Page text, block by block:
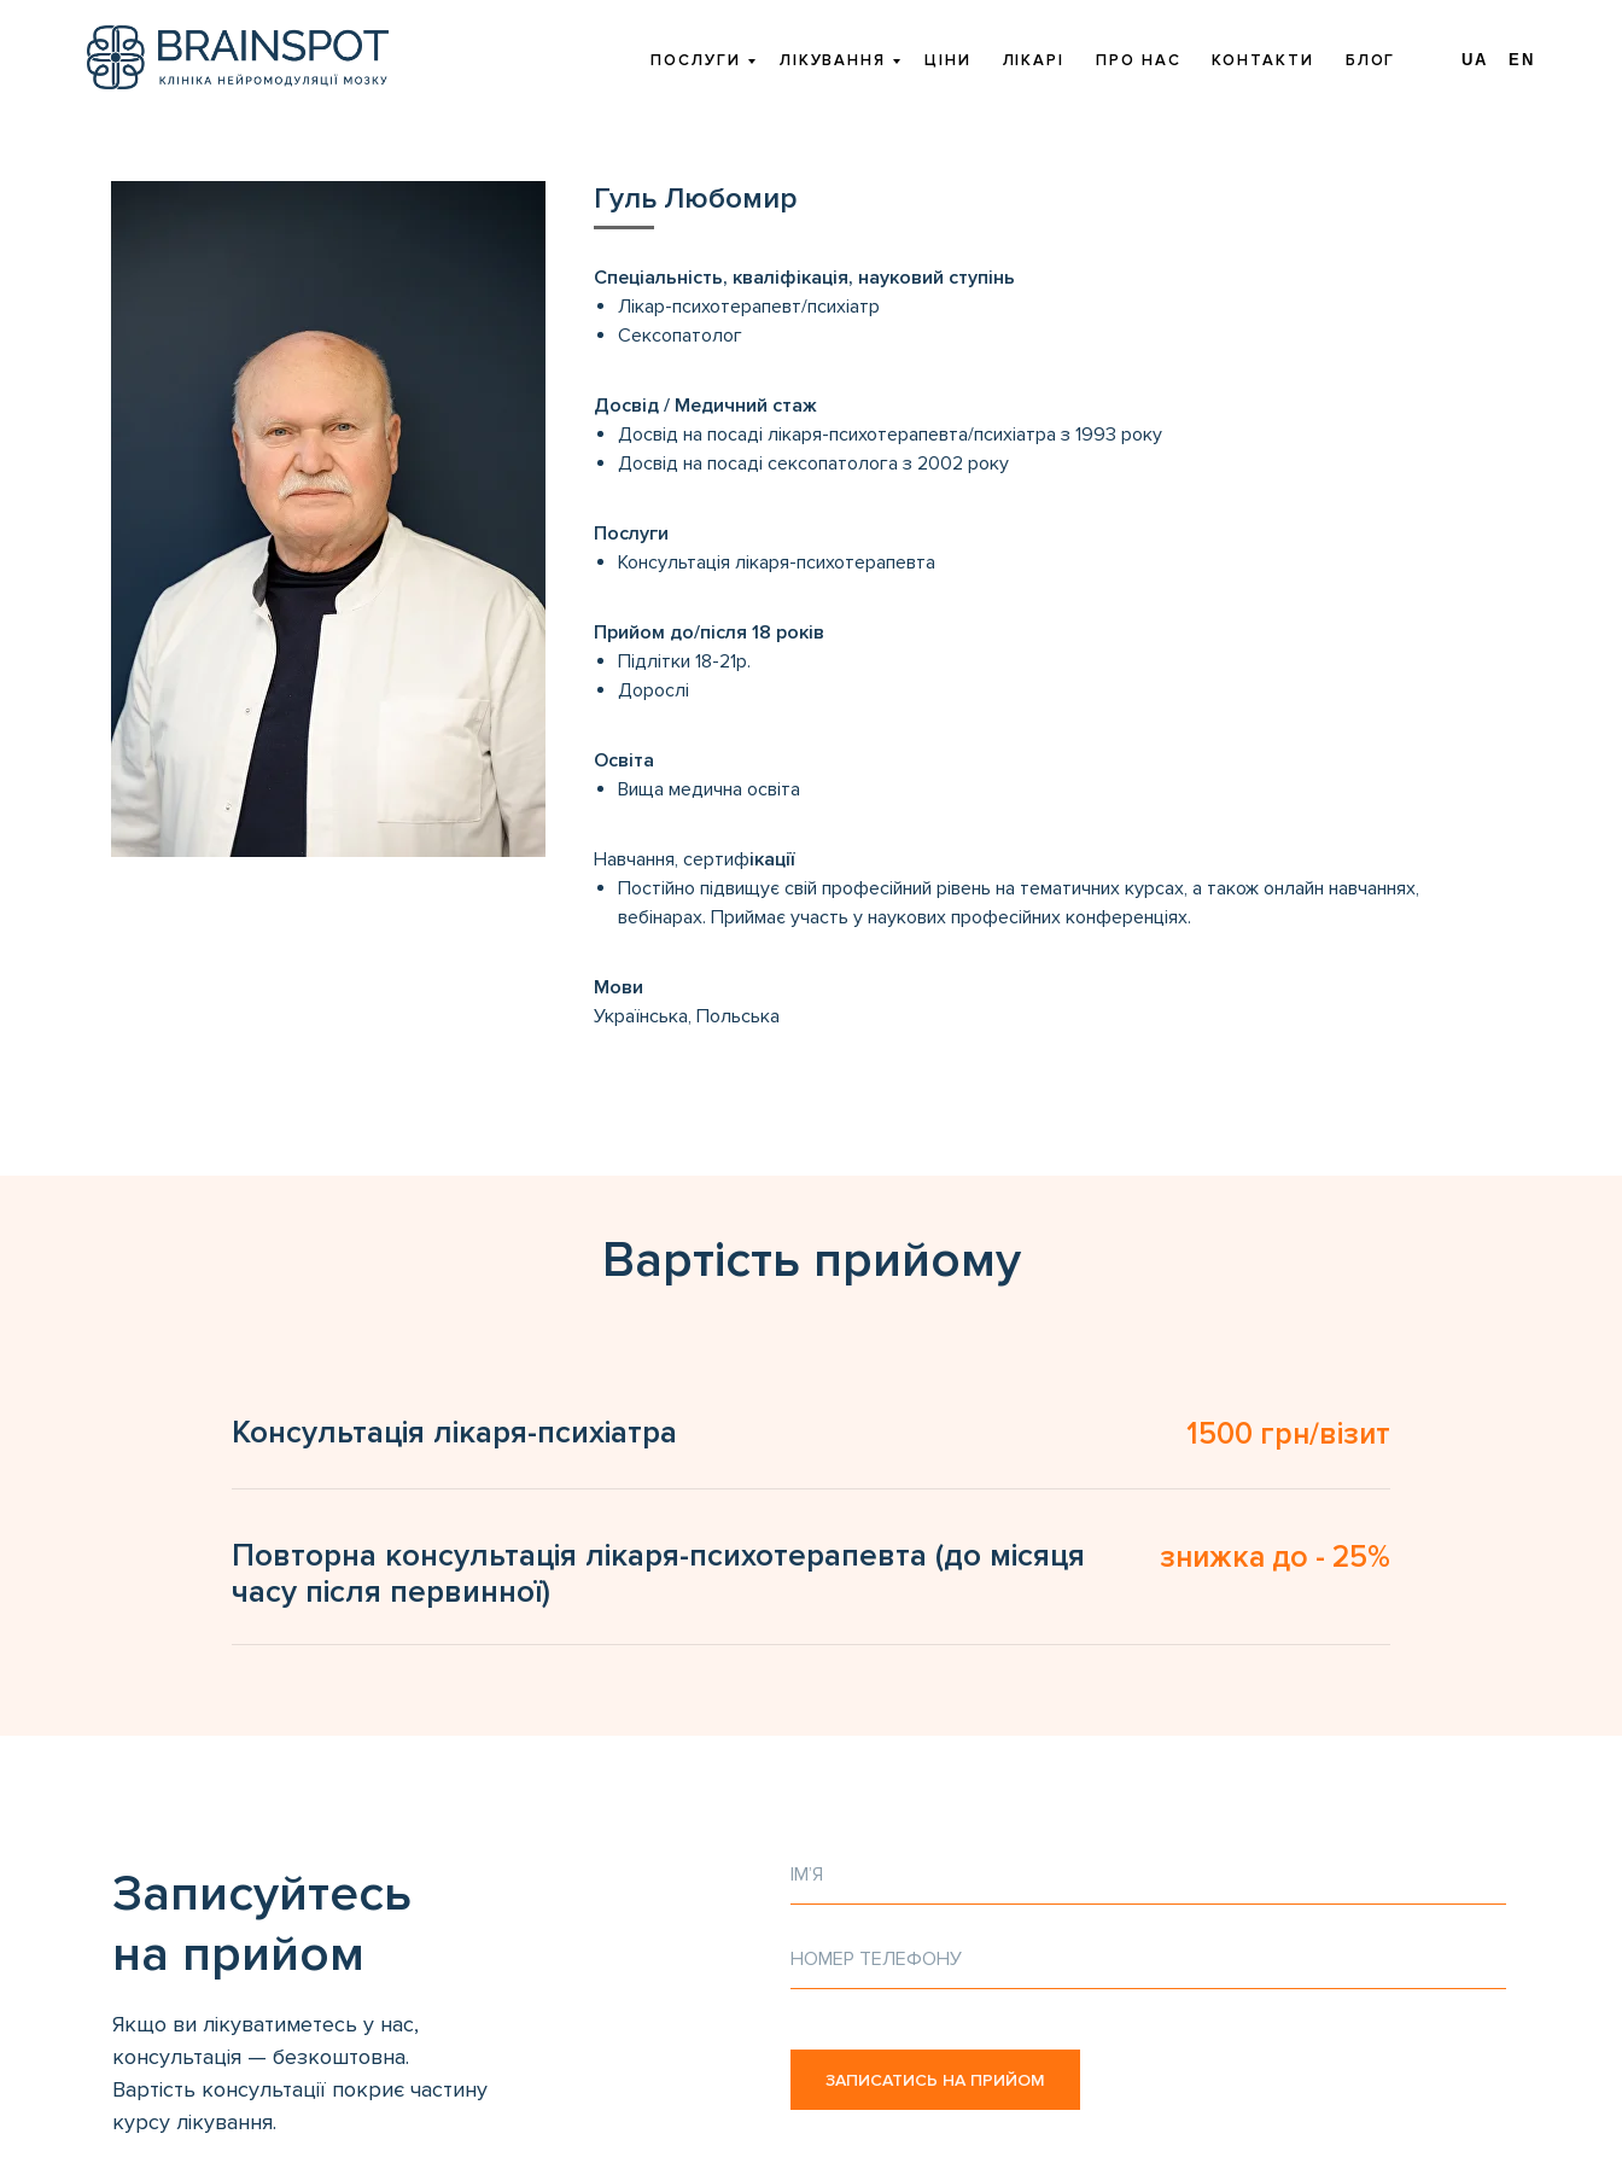
ПОСЛУГИ ЛІКУВАННЯ ЦІНИ ЛІКАРІ ПРО НАС КОНТАКТИ БЛОГ UA EN
Гуль Любомир
Спеціальність, кваліфікація, науковий ступінь
Лікар-психотерапевт/психіатр
Сексопатолог
Досвід / Медичний стаж
Досвід на посаді лікаря-психотерапевта/психіатра з 1993 року
Досвід на посаді сексопатолога з 2002 року
Послуги
Консультація лікаря-психотерапевта
Прийом до/після 18 років
Підлітки 18-21р.
Дорослі
Освіта
Вища медична освіта
Навчання, сертифікації
Постійно підвищує свій професійний рівень на тематичних курсах, а також онлайн навчаннях,
вебінарах. Приймає участь у наукових професійних конференціях.
Мови
Українська, Польська
Вартість прийому
Консультація лікаря-психіатра 1500 грн/візит
Повторна консультація лікаря-психотерапевта (до місяця
часу після первинної)
знижка до - 25%
ЗАПИСАТИСЬ НА ПРИЙОМ
Записуйтесь
на прийом
Якщо ви лікуватиметесь у нас,
консультація — безкоштовна.
Вартість консультації покриє частину
курсу лікування.